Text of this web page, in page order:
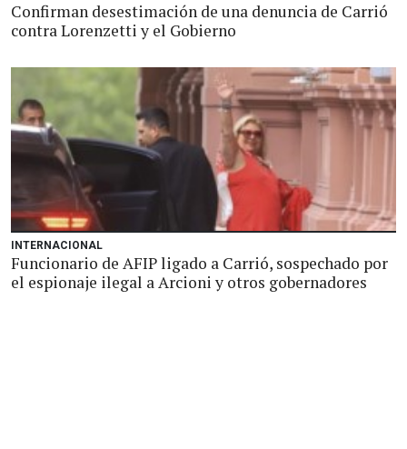
Confirman desestimación de una denuncia de Carrió
contra Lorenzetti y el Gobierno
INTERNACIONAL
Funcionario de AFIP ligado a Carrió, sospechado por
el espionaje ilegal a Arcioni y otros gobernadores